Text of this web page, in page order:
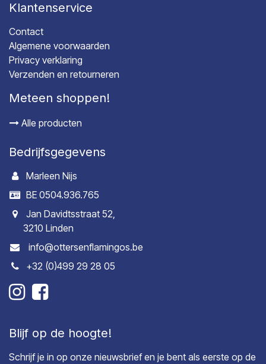
Klantenservice
Contact
Algemene voorwaarden
Privacy verklaring
Verzenden en retourneren
Meteen shoppen!
Alle producten
Bedrijfsgegevens
Marleen Nijs
BE 0504.936.765
Jan Davidtsstraat 52,
3210 Linden
info@ottersenflamingos.be
+32 (0)499 29 28 05
Blijf op de hoogte!
Schrijf je in op onze nieuwsbrief en je bent als eerste op de